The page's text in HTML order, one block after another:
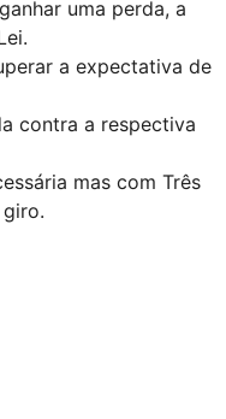
uma perda, a
a expectativa de
contra a respectiva
mas com Três